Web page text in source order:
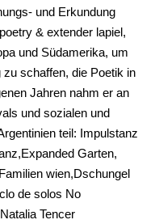
und Erkundung
& extender lapiel,
und Südamerika, um
schaffen, die Poetik in
Jahren nahm er an
und sozialen und
teil: Impulstanz
Garten,
wien,Dschungel
de solos No
Tencer